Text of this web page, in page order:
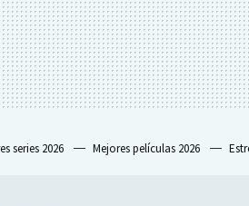
series 2026 Mejores películas 2026